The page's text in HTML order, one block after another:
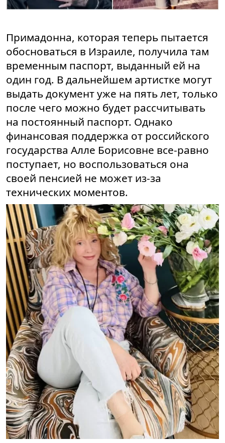
Примадонна, которая теперь пытается
обосноваться в Израиле, получила там
временным паспорт, выданный ей на
один год. В дальнейшем артистке могут
выдать документ уже на пять лет, только
после чего можно будет рассчитывать
на постоянный паспорт. Однако
финансовая поддержка от российского
государства Алле Борисовне все-равно
поступает, но воспользоваться она
своей пенсией не может из-за
технических моментов.